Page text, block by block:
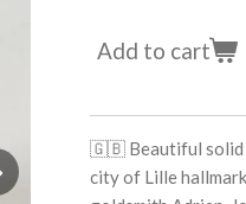
Add to cart
🇬🇧 Beautiful solid
city of Lille